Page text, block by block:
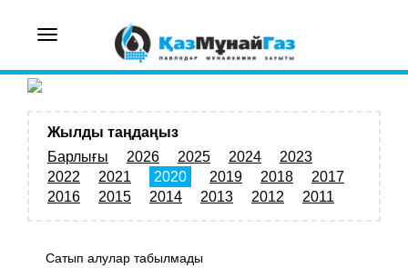
Toggle
Жылды таңдаңыз
Барлығы
2026 2025 2024
2023
2022
2021 2020 2019 2018
2017
2016
2015 2014 2013 2012 2011
Сатып алулар табылмады